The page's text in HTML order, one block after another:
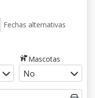
Fechas alternativas
Mascotas